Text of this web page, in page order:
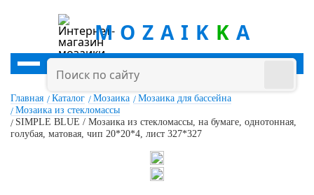
MOZAIK K A
Главная Каталог Мозаика
Мозаика для бассейна
Мозаика из стекломассы
SIMPLE BLUE / Мозаика из стекломассы, на бумаге, однотонная,
голубая, матовая, чип 20*20*4, лист 327*327